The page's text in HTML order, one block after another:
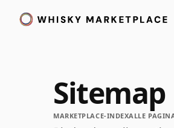
Sitemap
MARKETPLACE-INDEXALLE